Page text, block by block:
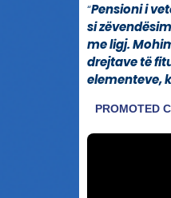
“Pensioni i
si
me ligj.
drejtave të
elementeve,